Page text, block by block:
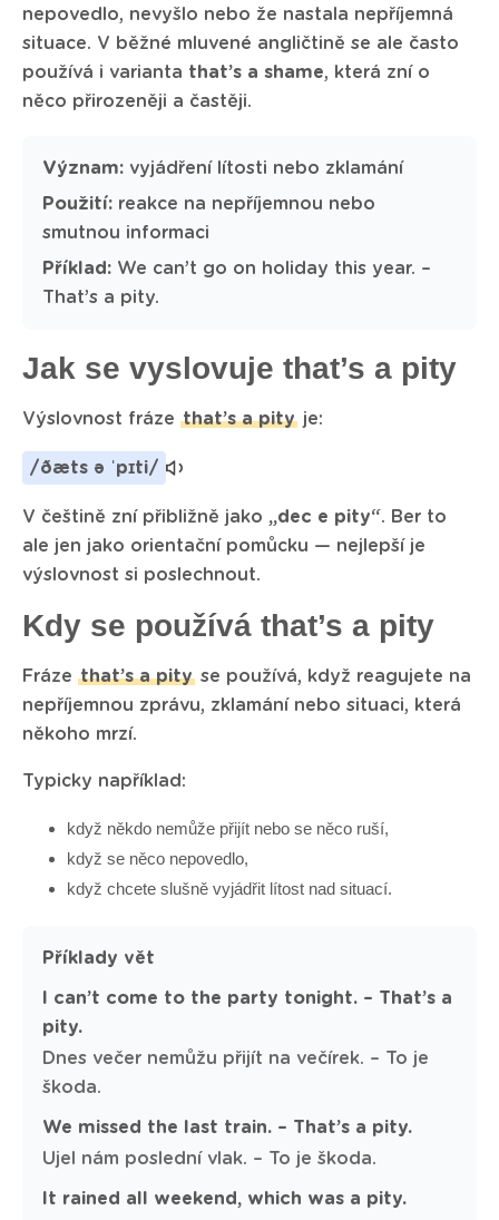
nepovedlo, nevyšlo nebo že nastala nepříjemná
situace. V běžné mluvené angličtině se ale často
používá i varianta that’s a shame, která zní o
něco přirozeněji a častěji.
Význam: vyjádření lítosti nebo zklamání
Použití: reakce na nepříjemnou nebo
smutnou informaci
Příklad: We can’t go on holiday this year. –
That’s a pity.
Jak se vyslovuje that’s a pity
Výslovnost fráze that’s a pity je:
/ðæts ə ˈpɪti/
V češtině zní přibližně jako „dec e pity“. Ber to
ale jen jako orientační pomůcku — nejlepší je
výslovnost si poslechnout.
Kdy se používá that’s a pity
Fráze that’s a pity se používá, když reagujete na
nepříjemnou zprávu, zklamání nebo situaci, která
někoho mrzí.
Typicky například:
když někdo nemůže přijít nebo se něco ruší,
když se něco nepovedlo,
když chcete slušně vyjádřit lítost nad situací.
Příklady vět
I can’t come to the party tonight. – That’s a
pity.
Dnes večer nemůžu přijít na večírek. – To je
škoda.
We missed the last train. – That’s a pity.
Ujel nám poslední vlak. – To je škoda.
It rained all weekend, which was a pity.